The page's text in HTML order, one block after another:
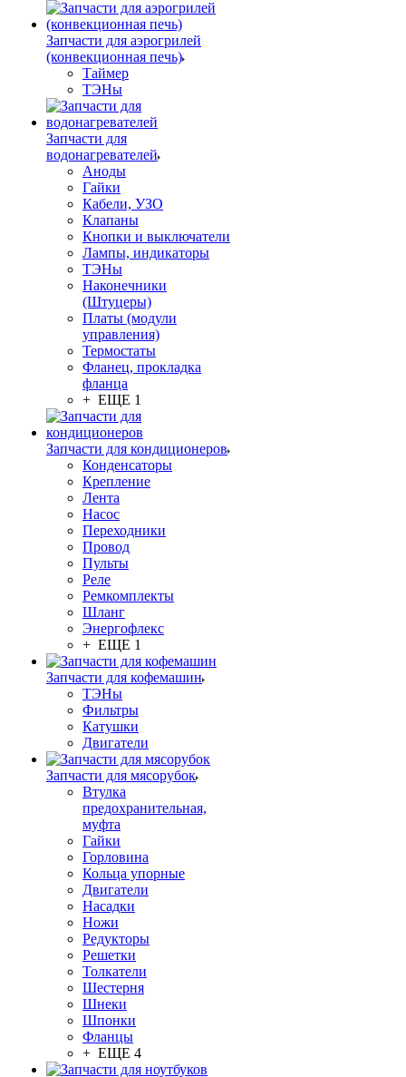
Запчасти для аэрогрилей
(конвекционная печь)
Таймер
ТЭНы
Запчасти для
водонагревателей
Аноды
Гайки
Кабели, УЗО
Клапаны
Кнопки и выключатели
Лампы, индикаторы
ТЭНы
Наконечники
(Штуцеры)
Платы (модули
управления)
Термостаты
Фланец, прокладка
фланца
+ ЕЩЕ 1
Запчасти для кондиционеров
Конденсаторы
Крепление
Лента
Насос
Переходники
Провод
Пульты
Реле
Ремкомплекты
Шланг
Энергофлекс
+ ЕЩЕ 1
Запчасти для кофемашин
ТЭНы
Фильтры
Катушки
Двигатели
Запчасти для мясорубок
Втулка
предохранительная,
муфта
Гайки
Горловина
Кольца упорные
Двигатели
Насадки
Ножи
Редукторы
Решетки
Толкатели
Шестерня
Шнеки
Шпонки
Фланцы
+ ЕЩЕ 4